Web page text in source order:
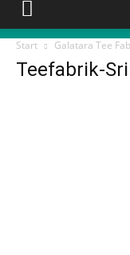
Start Galatara Tee
Teefabrik-